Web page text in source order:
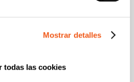
Mostrar detalles
todas las cookies